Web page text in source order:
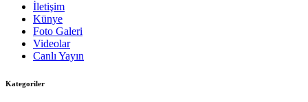
İletişim
Künye
Foto Galeri
Videolar
Canlı Yayın
Kategoriler